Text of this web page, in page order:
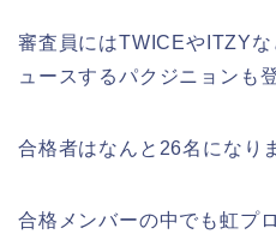
審査員にはTWICEやITZY
ュースするパクジニョンも
合格者はなんと26名になり
合格メンバーの中でも虹プ